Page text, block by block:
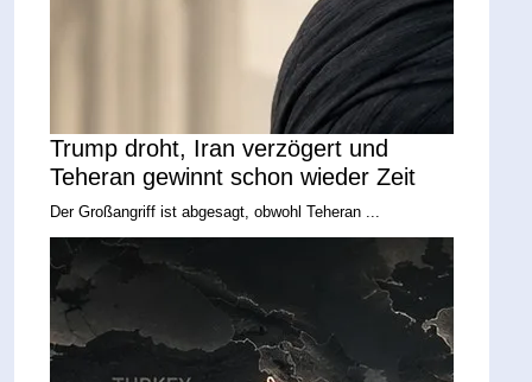
Trump droht, Iran verzögert und
Teheran gewinnt schon wieder Zeit
Der Großangriff ist abgesagt, obwohl Teheran ...